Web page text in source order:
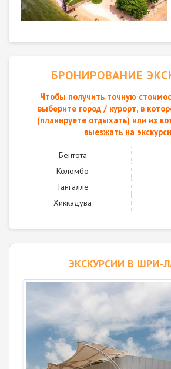
БРОНИРОВАНИЕ
Чтобы получить точную
выберите город / курорт, в
(планируете отдыхать) или из
выезжать на
Бентота
Коломбо
Тангалле
Хиккадува
ЭКСКУРСИИ В ШРИ-